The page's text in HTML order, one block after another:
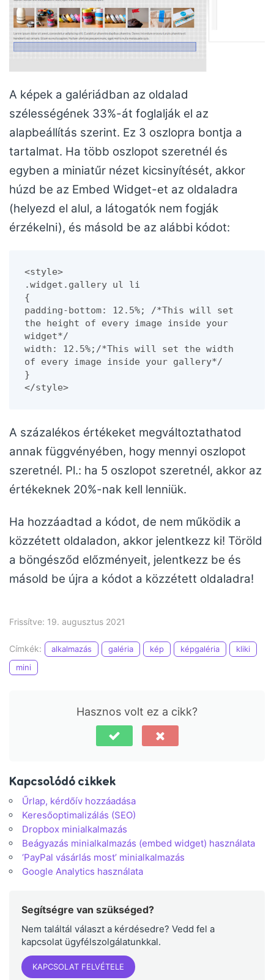
A képek a galériádban az oldalad
szélességének 33%-át foglalják el az
alapbeállítás szerint. Ez 3 oszlopra bontja a
tartalmat. Ha több oszlopot szeretnél és
egyben a miniatűr nézet kicsinyítését, akkor
húzd be az Embed Widget-et az oldaladra
(helyezd el alul, a látogatók nem fogják
érzékelni), és másold be az alábbi kódot:
<style>
.widget.gallery ul li
{
padding-bottom: 12.5%; /*This will set
the height of every image inside your
widget*/
width: 12.5%;/*This will set the width
of every image inside your gallery*/
}
</style>
A százalékos értékeket megváltoztathatod
annak függvényében, hogy mennyi oszlopot
szeretnél. Pl.: ha 5 oszlopot szeretnél, akkor az
értékeknek 20%-nak kell lenniük.
Ha hozzáadtad a kódot, de nem működik a
közzétett oldaladon, akkor jelentkezz ki! Töröld
a böngésződ előzményeit, jelentkezz be és
másold be újra a kódot a közzétett oldaladra!
Frissítve: 19. augusztus 2021
Címkék: alkalmazás galéria kép képgaléria
kliki
mini
Hasznos volt ez a cikk?
Kapcsolódó cikkek
Űrlap, kérdőív hozzáadása
Keresőoptimalizálás (SEO)
Dropbox minialkalmazás
Beágyazás minialkalmazás (embed widget) használata
‘PayPal vásárlás most’ minialkalmazás
Google Analytics használata
Segítségre van szükséged?
Nem találtál választ a kérdésedre? Vedd fel a
kapcsolat ügyfélszolgálatunkkal.
KAPCSOLAT FELVÉTELE